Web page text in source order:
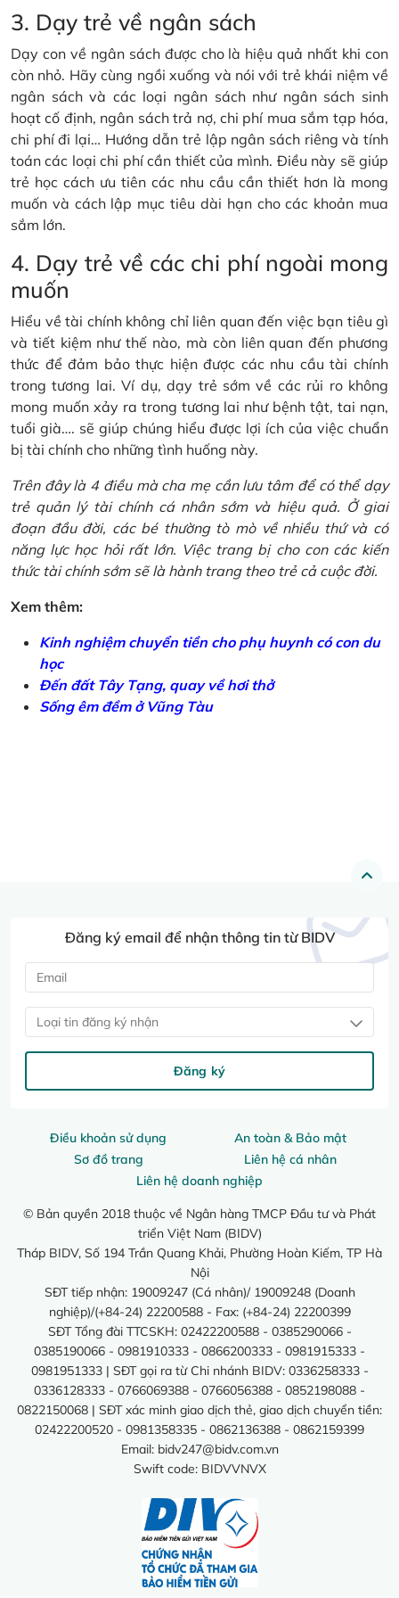
3. Dạy trẻ về ngân sách
Dạy con về ngân sách được cho là hiệu quả nhất khi con
còn nhỏ. Hãy cùng ngồi xuống và nói với trẻ khái niệm về
ngân sách và các loại ngân sách như ngân sách sinh
hoạt cố định, ngân sách trả nợ, chi phí mua sắm tạp hóa,
chi phí đi lại… Hướng dẫn trẻ lập ngân sách riêng và tính
toán các loại chi phí cần thiết của mình. Điều này sẽ giúp
trẻ học cách ưu tiên các nhu cầu cần thiết hơn là mong
muốn và cách lập mục tiêu dài hạn cho các khoản mua
sắm lớn.
4. Dạy trẻ về các chi phí ngoài mong
muốn
Hiểu về tài chính không chỉ liên quan đến việc bạn tiêu gì
và tiết kiệm như thế nào, mà còn liên quan đến phương
thức để đảm bảo thực hiện được các nhu cầu tài chính
trong tương lai. Ví dụ, dạy trẻ sớm về các rủi ro không
mong muốn xảy ra trong tương lai như bệnh tật, tai nạn,
tuổi già…. sẽ giúp chúng hiểu được lợi ích của việc chuẩn
bị tài chính cho những tình huống này.
Trên đây là 4 điều mà cha mẹ cần lưu tâm để có thể dạy
trẻ quản lý tài chính cá nhân sớm và hiệu quả. Ở giai
đoạn đầu đời, các bé thường tò mò về nhiều thứ và có
năng lực học hỏi rất lớn. Việc trang bị cho con các kiến
thức tài chính sớm sẽ là hành trang theo trẻ cả cuộc đời.
Xem thêm:
Kinh nghiệm chuyển tiền cho phụ huynh có con du
học
Đến đất Tây Tạng, quay về hơi thở
Sống êm đềm ở Vũng Tàu
Điều khoản sử dụng
An toàn & Bảo mật
Sơ đồ trang
Liên hệ cá nhân
Liên hệ doanh nghiệp
© Bản quyền 2018 thuộc về Ngân hàng TMCP Đầu tư và Phát
triển Việt Nam (BIDV)
Tháp BIDV, Số 194 Trần Quang Khải, Phường Hoàn Kiếm, TP Hà
Nội
SĐT tiếp nhận: 19009247 (Cá nhân)/ 19009248 (Doanh
nghiệp)/(+84-24) 22200588 - Fax: (+84-24) 22200399
SĐT Tổng đài TTCSKH: 02422200588 - 0385290066 -
0385190066 - 0981910333 - 0866200333 - 0981915333 -
0981951333 | SĐT gọi ra từ Chi nhánh BIDV: 0336258333 -
0336128333 - 0766069388 - 0766056388 - 0852198088 -
0822150068 | SĐT xác minh giao dịch thẻ, giao dịch chuyển tiền:
02422200520 - 0981358335 - 0862136388 - 0862159399
Email: bidv247@bidv.com.vn
Swift code: BIDVVNVX
Đăng ký email để nhận thông tin từ BIDV
Loại tin đăng ký nhận
Đăng ký